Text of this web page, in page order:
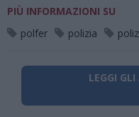
PIÙ INFORMAZIONI SU
polfer
polizia
LEGGI